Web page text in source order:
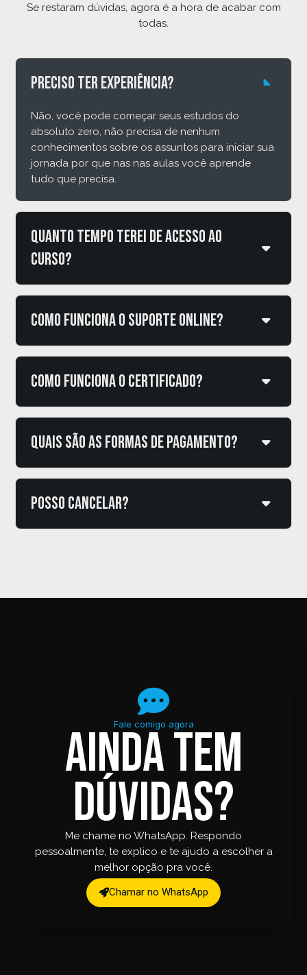
Se restaram dúvidas, agora é a hora de acabar com
todas.
Preciso ter experiência?
Não, você pode começar seus estudos do
absoluto zero, não precisa de nenhum
conhecimentos sobre os assuntos para iniciar sua
jornada por que nas nas aulas você aprende
tudo que precisa.
Quanto tempo terei de acesso ao
curso?
Como funciona o suporte online?
Como funciona o certificado?
Quais são as formas de pagamento?
Posso cancelar?
Fale comigo agora
Ainda tem
dúvidas?
Me chame no WhatsApp. Respondo
pessoalmente, te explico e te ajudo a escolher a
melhor opção pra você.
Chamar no WhatsApp